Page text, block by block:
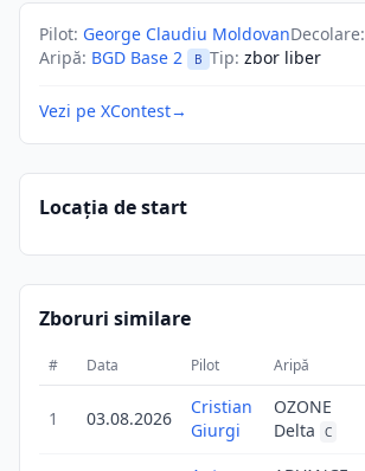
Pilot: George Claudiu MoldovanDecolare:
Aripă: BGD Base 2 B Tip: zbor liber
Vezi pe XContest→
Locația de start
Zboruri similare
# Data Pilot Aripă
1 03.08.2026
Cristian
Giurgi
OZONE
Delta
C